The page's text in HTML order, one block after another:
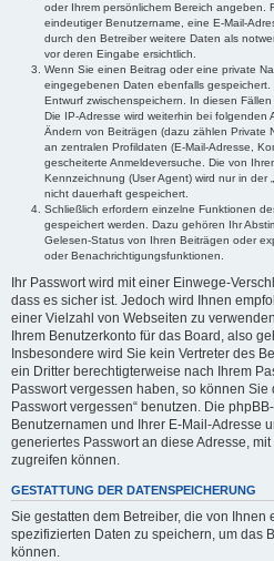
oder Ihrem persönlichem Bereich angeben.
eindeutiger Benutzername, eine E-Mail-
durch den Betreiber weitere Daten als
vor deren Eingabe ersichtlich.
Wenn Sie einen Beitrag oder eine private
eingegebenen Daten ebenfalls
Entwurf zwischenspeichern. In diesen
Die IP-Adresse wird weiterhin bei
Ändern von Beiträgen (dazu zählen Private
an zentralen Profildaten (E-Mail-Adresse,
gescheiterte Anmeldeversuche. Die von
Kennzeichnung (User Agent) wird nur in der
nicht dauerhaft gespeichert.
Schließlich erfordern einzelne Funktionen
gespeichert werden. Dazu gehören Ihr
Gelesen-Status von Ihren Beiträgen oder
oder Benachrichtigungsfunktionen.
Ihr Passwort wird mit einer Einwege-
dass es sicher ist. Jedoch wird Ihnen
einer Vielzahl von Webseiten zu
Ihrem Benutzerkonto für das Board, also
Insbesondere wird Sie kein Vertreter des
ein Dritter berechtigterweise nach Ihrem
Passwort vergessen haben, so können Sie
Passwort vergessen“ benutzen. Die
Benutzernamen und Ihrer E-Mail-Adresse
generiertes Passwort an diese Adresse,
zugreifen können.
GESTATTUNG DER DATENSPEICHERUNG
Sie gestatten dem Betreiber, die von
spezifizierten Daten zu speichern, um das
können.